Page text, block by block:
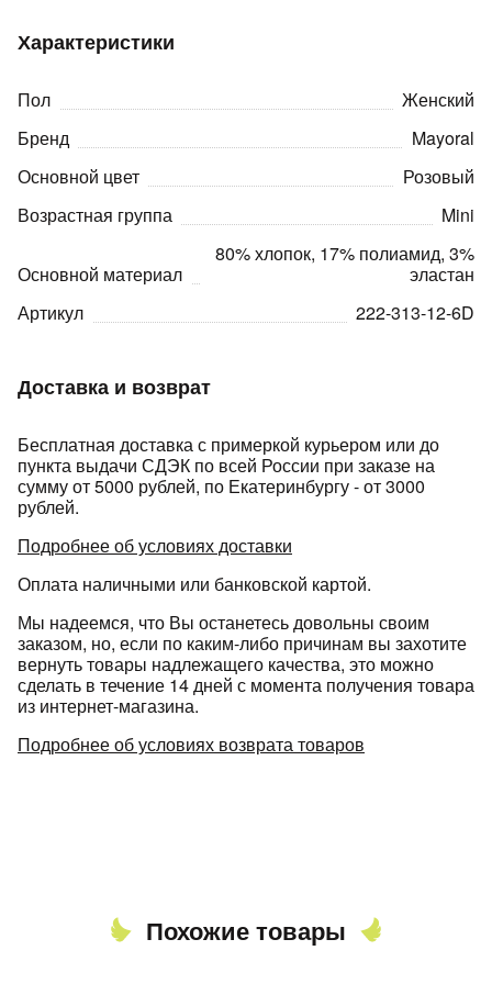
Доставка и возврат
Бесплатная доставка с примеркой курьером или до
пункта выдачи СДЭК по всей России при заказе на
сумму от 5000 рублей, по Екатеринбургу - от 3000
рублей.
Подробнее об условиях доставки
Оплата наличными или банковской картой.
Мы надеемся, что Вы останетесь довольны своим
заказом, но, если по каким-либо причинам вы захотите
вернуть товары надлежащего качества, это можно
сделать в течение 14 дней с момента получения товара
из интернет-магазина.
Подробнее об условиях возврата товаров
Характеристики
Пол
Женский
Бренд
Mayoral
Основной цвет
Розовый
Возрастная группа
Mini
Основной материал
80% хлопок, 17% полиамид, 3%
эластан
Артикул
222-313-12-6D
Похожие товары
раз в 2 недели